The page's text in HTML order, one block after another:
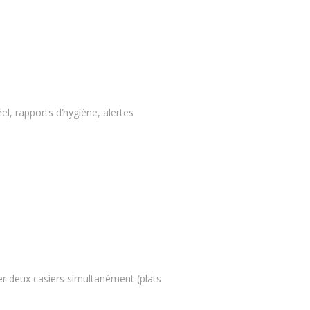
rapports d’hygiène, alertes
deux casiers simultanément (plats